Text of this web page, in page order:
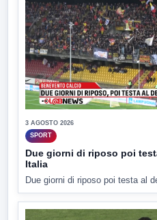
3 AGOSTO 2026
SPORT
Due giorni di riposo poi
Italia
Due giorni di riposo poi testa al